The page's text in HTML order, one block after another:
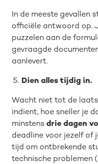
In de meeste gevallen
officiële antwoord op.
puzzelen aan de
gevraagde
aanlevert.
Dien alles tijdig in.
Wacht niet tot de
indient, hoe sneller je
minstens drie dagen
deadline voor jezelf of
tijd om ontbrekende
technische problemen